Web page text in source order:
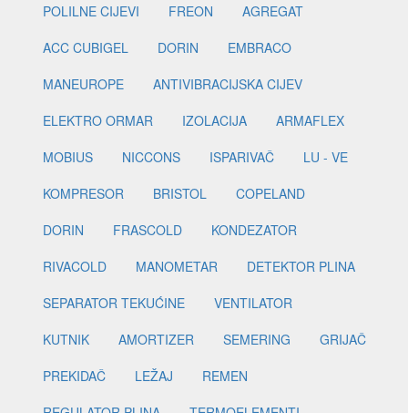
POLILNE CIJEVI
FREON
AGREGAT
ACC CUBIGEL
DORIN
EMBRACO
MANEUROPE
ANTIVIBRACIJSKA CIJEV
ELEKTRO ORMAR
IZOLACIJA
ARMAFLEX
MOBIUS
NICCONS ISPARIVAČ
LU - VE
KOMPRESOR
BRISTOL
COPELAND
DORIN
FRASCOLD
KONDEZATOR
RIVACOLD
MANOMETAR
DETEKTOR PLINA
SEPARATOR TEKUĆINE
VENTILATOR
KUTNIK
AMORTIZER SEMERING
GRIJAČ
PREKIDAČ
LEŽAJ
REMEN